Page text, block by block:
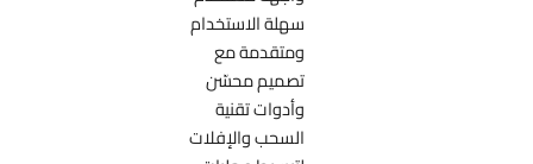
سهلة الاستخدام
ومتقدمة مع
تصميم محسّن
وأدوات تقنية
السحب والإفلات